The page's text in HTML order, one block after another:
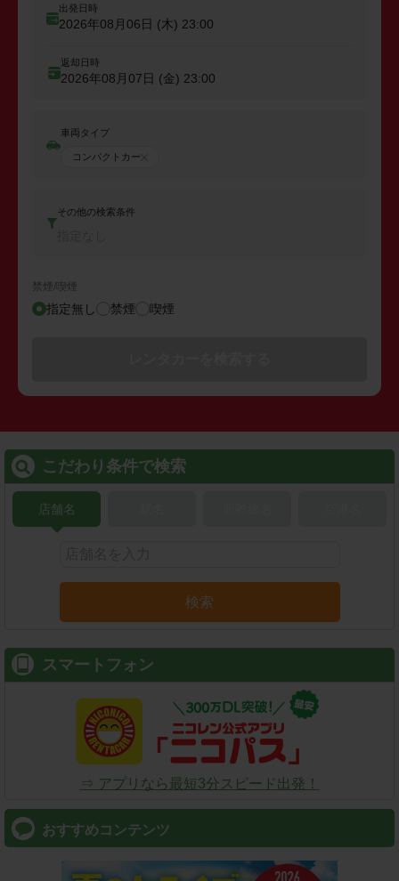
出発日時
2026年08月06日 (木) 23:00
返却日時
2026年08月07日 (金) 23:00
車両タイプ
コンパクトカー
その他の検索条件
禁煙/喫煙
指定無し 禁煙 喫煙
こだわり条件で検索
店舗名
検索
スマートフォン
⇒ アプリなら最短3分スピード出発！
おすすめコンテンツ